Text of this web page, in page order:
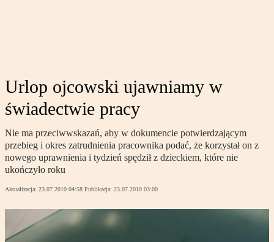
Urlop ojcowski ujawniamy w
świadectwie pracy
Nie ma przeciwwskazań, aby w dokumencie potwierdzającym
przebieg i okres zatrudnienia pracownika podać, że korzystał on z
nowego uprawnienia i tydzień spędził z dzieckiem, które nie
ukończyło roku
Aktualizacja: 23.07.2010 04:58 Publikacja: 23.07.2010 03:00